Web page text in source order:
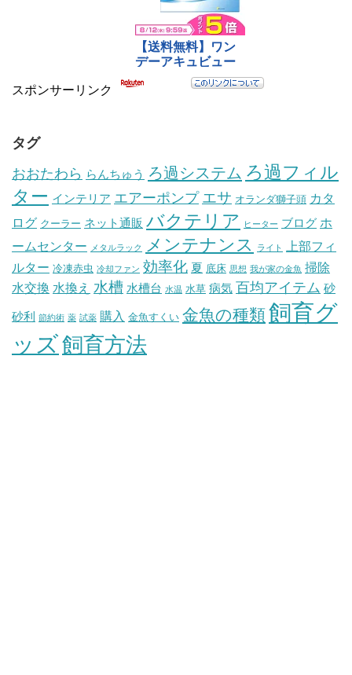
スポンサーリンク
タグ
おおたわら らんちゅう ろ過システム ろ過フィル
ター インテリア エアーポンプ エサ オランダ獅子頭 カタ
ログ クーラー ネット通販 バクテリア ヒーター ブログ ホ
ームセンター
メタルラック メンテナンス ライト
上部フィ
ルター 冷凍赤虫 冷却ファン 効率化 夏 底床 思想 我が家の金魚 掃除
水交換 水換え 水槽 水槽台 水温 水草 病気 百均アイテム 砂
砂利 節約術 薬 試薬 購入 金魚すくい 金魚の種類飼育グ
ッズ飼育方法